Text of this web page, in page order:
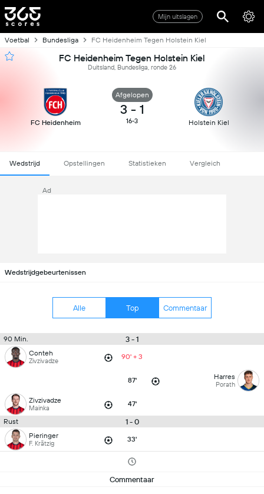
Mijn uitslagen
Voetbal Bundesliga FC Heidenheim Tegen Holstein Kiel
FC Heidenheim Tegen Holstein Kiel
Duitsland, Bundesliga, ronde 26
FC Heidenheim
Afgelopen
3 - 1
16-3 Holstein Kiel
Wedstrijd Opstellingen Statistieken Vergleich
Ad
Wedstrijdgebeurtenissen
Alle Top Commentaar
90 Min. 3 - 1
Conteh
Zivzivadze 90' + 3
87' Harres
Porath
Zivzivadze
Mainka 47'
Rust 1 - 0
Pieringer
F. Krätzig 33'
Commentaar